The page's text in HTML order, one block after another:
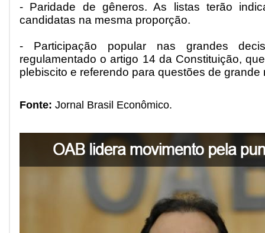
- Paridade de gêneros. As listas terão
candidatas na mesma proporção.
- Participação popular nas grandes
regulamentado o artigo 14 da Constituição,
plebiscito e referendo para questões de grande
Fonte: Jornal Brasil Econômico.